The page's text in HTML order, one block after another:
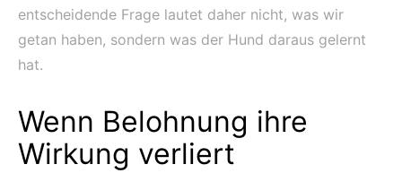
entscheidende Frage lautet daher nicht, was wir
getan haben, sondern was der Hund daraus gelernt
hat.
Wenn Belohnung ihre
Wirkung verliert